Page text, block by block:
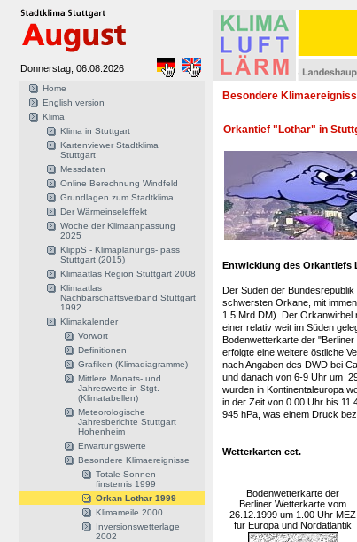
Donnerstag, 06.08.2026
Home
English version
Klima
Klima in Stuttgart
Kartenviewer Stadtklima
Stuttgart
Messdaten
Online Berechnung Windfeld
Grundlagen zum Stadtklima
Der Wärmeinseleffekt
Woche der Klimaanpassung
2025
KlippS - Klimaplanungs- pass
Stuttgart (2015)
Klimaatlas Region Stuttgart 2008
Klimaatlas
Nachbarschaftsverband Stuttgart
1992
Klimakalender
Vorwort
Definitionen
Grafiken (Klimadiagramme)
Mittlere Monats- und
Jahreswerte in Stgt.
(Klimatabellen)
Meteorologische
Jahresberichte Stuttgart
Hohenheim
Erwartungswerte
Besondere Klimaereignisse
Totale Sonnen-
finsternis 1999
Orkan Lothar 1999
Klimameile 2000
Inversionswetterlage
2002
Besondere
Orkantief "Lothar" in
Entwicklung des Orkantiefs
Der Süden der
schwersten Orkane, mit
1.5 Mrd DM). Der Orkanwirbel
einer relativ weit im Süden
Bodenwetterkarte der
erfolgte eine weitere östliche
nach Angaben des DWD bei
und danach von 6-9 Uhr um
wurden in Kontinentaleuropa
in der Zeit von 0.00 Uhr bis
945 hPa, was einem Druck
Wetterkarten ect.
Bodenwetterkarte der
Berliner Wetterkarte vom
26.12.1999 um 1.00 Uhr MEZ
für Europa und Nordatlantik